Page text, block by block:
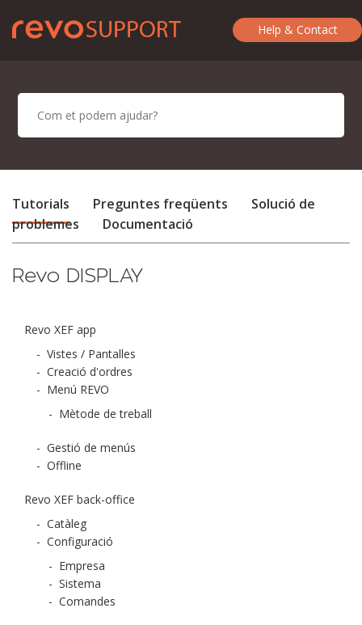
Help & Contact
Tutorials Preguntes freqüents
Solució de
problemes
Documentació
Revo DISPLAY
Revo XEF app
- Vistes / Pantalles
- Creació d'ordres
- Menú REVO
- Mètode de treball
- Gestió de menús
- Offline
Revo XEF back-office
- Catàleg
- Configuració
- Empresa
- Sistema
- Comandes